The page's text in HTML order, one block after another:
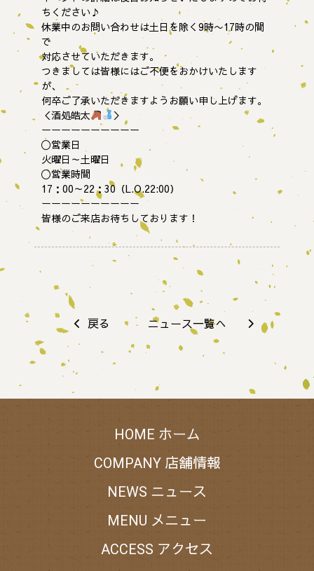
ちください♪
休業中のお問い合わせは土日を除く9時〜17時の間
で
対応させていただきます。
つきましては皆様にはご不便をおかけいたします
が、
何卒ご了承いただきますようお願い申し上げます。
＜酒処皓太
＞
ーーーーーーーーーー
〇営業日
火曜日～土曜日
〇営業時間
17：00～22：30（L.O.22:00）
ーーーーーーーーーー
皆様のご来店お待ちしております！
戻る ニュース一覧へ
HOME ホーム
COMPANY 店舗情報
NEWS ニュース
MENU メニュー
ACCESS アクセス